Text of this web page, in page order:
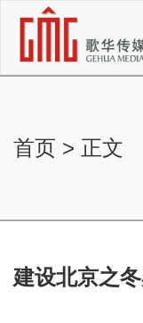
首页 > 正文
建设北京之